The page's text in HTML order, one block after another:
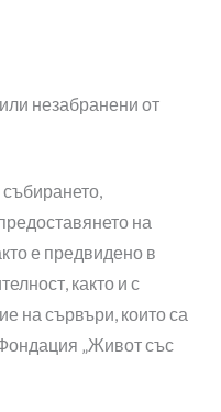
незабранени от
на
е предвидено в
както и с
на сървъри, които са
„Живот със